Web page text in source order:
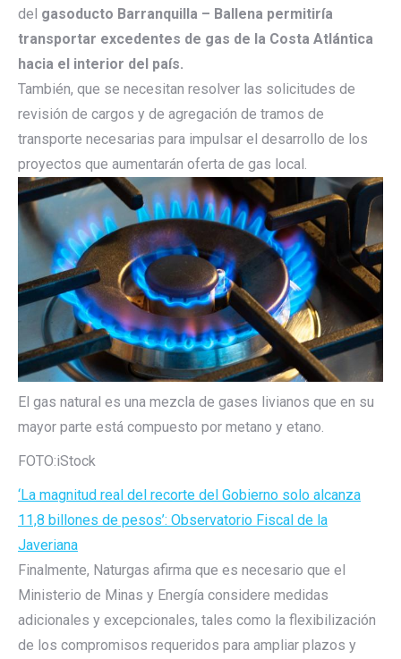
del gasoducto Barranquilla – Ballena permitiría
transportar excedentes de gas de la Costa Atlántica
hacia el interior del país.
También, que se necesitan resolver las solicitudes de
revisión de cargos y de agregación de tramos de
transporte necesarias para impulsar el desarrollo de los
proyectos que aumentarán oferta de gas local.
El gas natural es una mezcla de gases livianos que en su
mayor parte está compuesto por metano y etano.
FOTO:iStock
‘La magnitud real del recorte del Gobierno solo alcanza
11,8 billones de pesos’: Observatorio Fiscal de la
Javeriana
Finalmente, Naturgas afirma que es necesario que el
Ministerio de Minas y Energía considere medidas
adicionales y excepcionales, tales como la flexibilización
de los compromisos requeridos para ampliar plazos y